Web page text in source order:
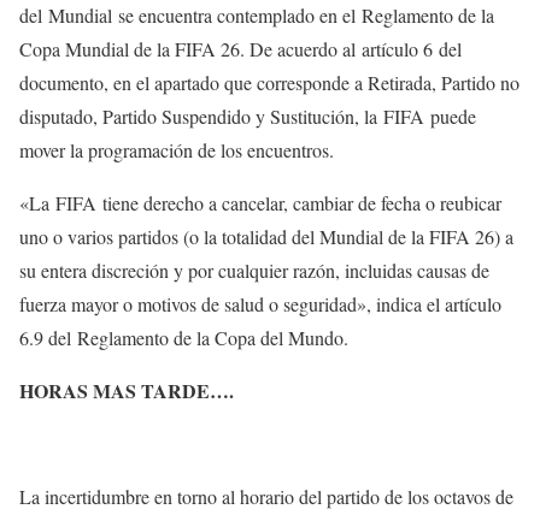
del Mundial se encuentra contemplado en el Reglamento de la
Copa Mundial de la FIFA 26. De acuerdo al artículo 6 del
documento, en el apartado que corresponde a Retirada, Partido no
disputado, Partido Suspendido y Sustitución, la FIFA puede
mover la programación de los encuentros.
«La FIFA tiene derecho a cancelar, cambiar de fecha o reubicar
uno o varios partidos (o la totalidad del Mundial de la FIFA 26) a
su entera discreción y por cualquier razón, incluidas causas de
fuerza mayor o motivos de salud o seguridad», indica el artículo
6.9 del Reglamento de la Copa del Mundo.
HORAS MAS TARDE….
La incertidumbre en torno al horario del partido de los octavos de